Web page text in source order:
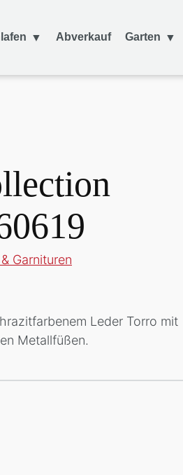
Abverkauf Garten
Garnituren
Leder Torro mit
Metallfüßen.